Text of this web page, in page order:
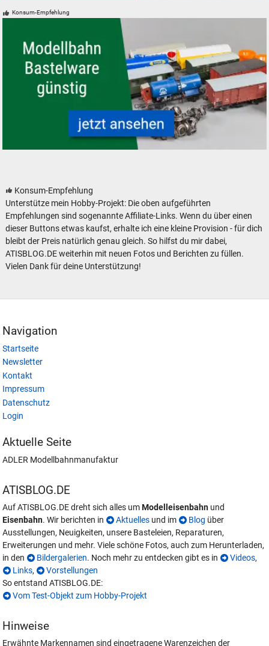
Konsum-Empfehlung
Konsum-Empfehlung
Unterstütze mein Hobby-Projekt: Die oben aufgeführten
Empfehlungen sind sogenannte Affiliate-Links. Wenn du über einen
dieser Buttons etwas kaufst, erhalte ich eine kleine Provision - für dich
bleibt der Preis natürlich genau gleich. So hilfst du mir dabei,
ATISBLOG.DE weiterhin mit neuen Fotos und Berichten zu füllen.
Vielen Dank für deine Unterstützung!
Navigation
Startseite
Newsletter
Kontakt
Impressum
Datenschutz
Login
Aktuelle Seite
ADLER Modellbahnmanufaktur
ATISBLOG.DE
Auf ATISBLOG.DE dreht sich alles umModelleisenbahn und
Eisenbahn. Wir berichten in Aktuelles und im Blog über
Ausstellungen, Neuigkeiten, unsere Basteleien, Reparaturen,
Erweiterungen und mehr. Viele schöne Fotos, auch zum Herunterladen,
in den
Bildergalerien. Noch mehr zu entdecken gibt es in Videos,
Links,
Vorstellungen
So entstand ATISBLOG.DE:
Vom Test-Objekt zum Hobby-Projekt
Hinweise
Erwähnte Markennamen sind eingetragene Warenzeichen der